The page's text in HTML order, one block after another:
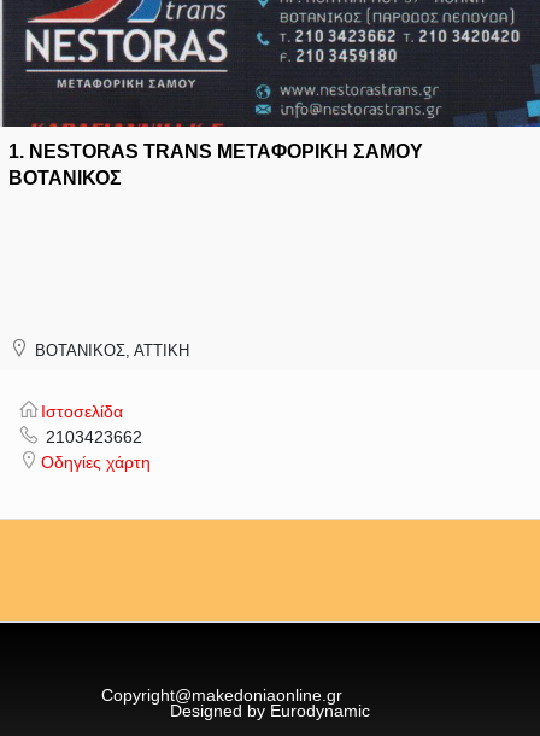
1. NESTORAS TRANS ΜΕΤΑΦΟΡΙΚΗ ΣΑΜΟΥ
ΒΟΤΑΝΙΚΟΣ
ΒΟΤΑΝΙΚΟΣ, ΑΤΤΙΚΗ
Ιστοσελίδα
2103423662
Οδηγίες χάρτη
Copyright@makedoniaonline.gr
Designed by Eurodynamic